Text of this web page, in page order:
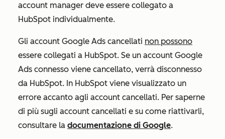
account manager deve essere collegato a
HubSpot individualmente.
Gli account Google Ads cancellati non possono
essere collegati a HubSpot. Se un account Google
Ads connesso viene cancellato, verrà disconnesso
da HubSpot. In HubSpot viene visualizzato un
errore accanto agli account cancellati. Per saperne
di più sugli account cancellati e su come riattivarli,
consultare la documentazione di Google.